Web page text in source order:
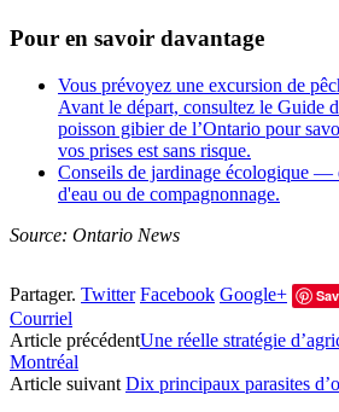
Pour en savoir davantage
Vous prévoyez une excursion de
Avant le départ, consultez le Guide
poisson gibier de l’Ontario pour
vos prises est sans risque.
Conseils de jardinage écologique —
d'eau ou de compagnonnage.
Source: Ontario News
Partager. Twitter Facebook Google+
Courriel
Article précédentUne réelle stratégie
Montréal
Article suivant Dix principaux parasites